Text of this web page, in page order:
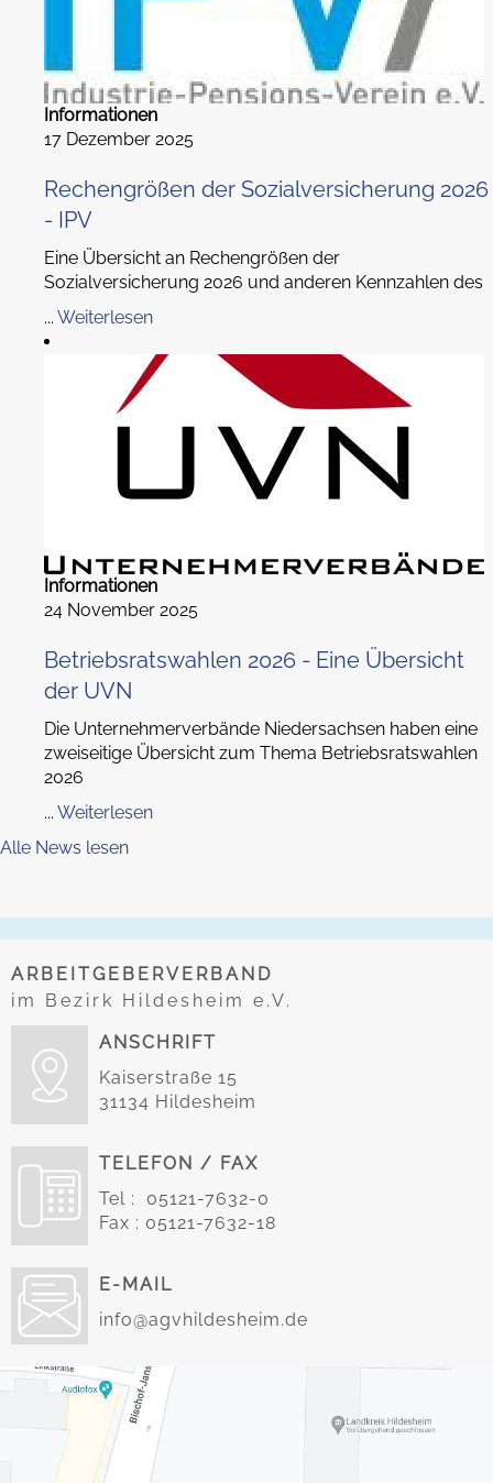
Informationen
17 Dezember 2025
Rechengrößen der Sozialversicherung 2026
- IPV
Eine Übersicht an Rechengrößen der
Sozialversicherung 2026 und anderen Kennzahlen des
... Weiterlesen
Informationen
24 November 2025
Betriebsratswahlen 2026 - Eine Übersicht
der UVN
Die Unternehmerverbände Niedersachsen haben eine
zweiseitige Übersicht zum Thema Betriebsratswahlen
2026
... Weiterlesen
Alle News lesen
ARBEITGEBERVERBAND
im Bezirk Hildesheim e.V.
ANSCHRIFT
Kaiserstraße 15
31134 Hildesheim
TELEFON / FAX
Tel : 05121-7632-0
Fax : 05121-7632-18
E-MAIL
info@agvhildesheim.de